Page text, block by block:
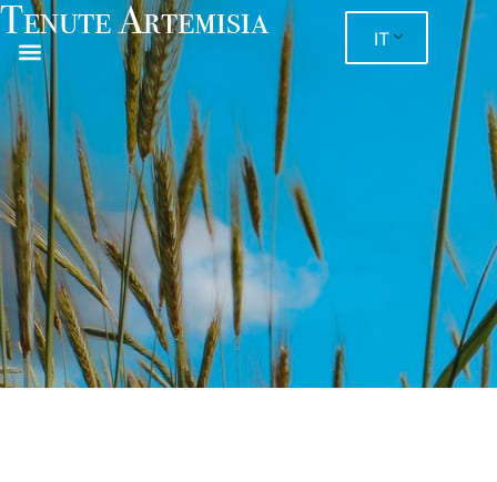
IT
Tenute Artemisia